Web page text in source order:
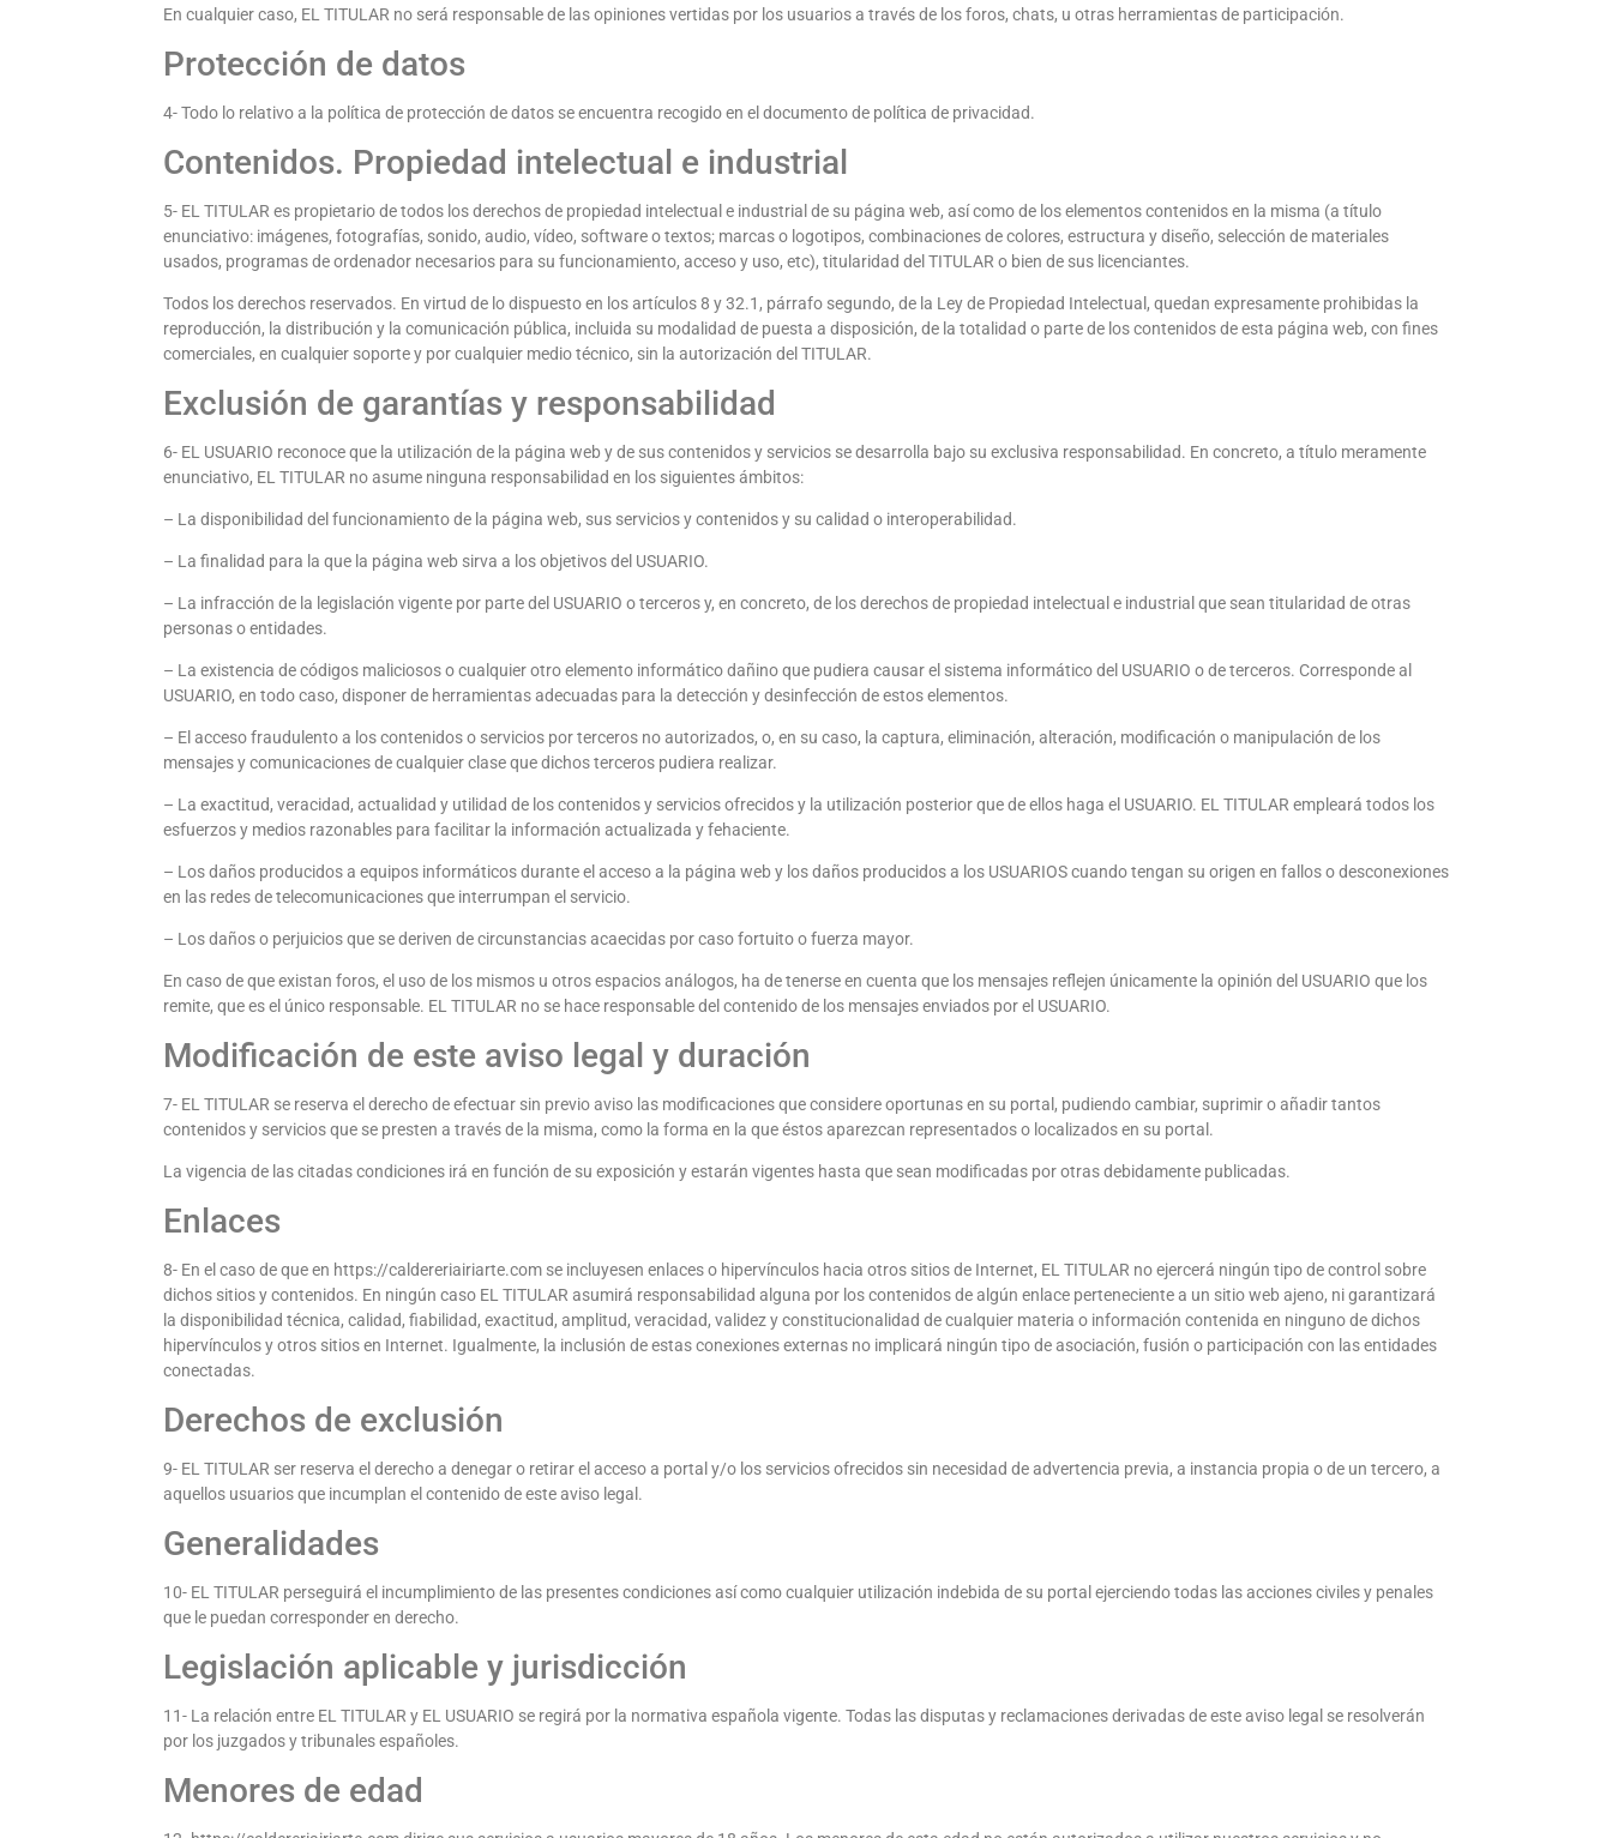
En cualquier caso, EL TITULAR no será responsable de las opiniones vertidas por los usuarios a través de los foros, chats, u otras herramientas de participación.
Protección de datos
4- Todo lo relativo a la política de protección de datos se encuentra recogido en el documento de política de privacidad.
Contenidos. Propiedad intelectual e industrial
5- EL TITULAR es propietario de todos los derechos de propiedad intelectual e industrial de su página web, así como de los elementos contenidos en la misma (a título
enunciativo: imágenes, fotografías, sonido, audio, vídeo, software o textos; marcas o logotipos, combinaciones de colores, estructura y diseño, selección de materiales
usados, programas de ordenador necesarios para su funcionamiento, acceso y uso, etc), titularidad del TITULAR o bien de sus licenciantes.
Todos los derechos reservados. En virtud de lo dispuesto en los artículos 8 y 32.1, párrafo segundo, de la Ley de Propiedad Intelectual, quedan expresamente prohibidas la
reproducción, la distribución y la comunicación pública, incluida su modalidad de puesta a disposición, de la totalidad o parte de los contenidos de esta página web, con fines
comerciales, en cualquier soporte y por cualquier medio técnico, sin la autorización del TITULAR.
Exclusión de garantías y responsabilidad
6- EL USUARIO reconoce que la utilización de la página web y de sus contenidos y servicios se desarrolla bajo su exclusiva responsabilidad. En concreto, a título meramente
enunciativo, EL TITULAR no asume ninguna responsabilidad en los siguientes ámbitos:
– La disponibilidad del funcionamiento de la página web, sus servicios y contenidos y su calidad o interoperabilidad.
– La finalidad para la que la página web sirva a los objetivos del USUARIO.
– La infracción de la legislación vigente por parte del USUARIO o terceros y, en concreto, de los derechos de propiedad intelectual e industrial que sean titularidad de otras
personas o entidades.
– La existencia de códigos maliciosos o cualquier otro elemento informático dañino que pudiera causar el sistema informático del USUARIO o de terceros. Corresponde al
USUARIO, en todo caso, disponer de herramientas adecuadas para la detección y desinfección de estos elementos.
– El acceso fraudulento a los contenidos o servicios por terceros no autorizados, o, en su caso, la captura, eliminación, alteración, modificación o manipulación de los
mensajes y comunicaciones de cualquier clase que dichos terceros pudiera realizar.
– La exactitud, veracidad, actualidad y utilidad de los contenidos y servicios ofrecidos y la utilización posterior que de ellos haga el USUARIO. EL TITULAR empleará todos los
esfuerzos y medios razonables para facilitar la información actualizada y fehaciente.
– Los daños producidos a equipos informáticos durante el acceso a la página web y los daños producidos a los USUARIOS cuando tengan su origen en fallos o desconexiones
en las redes de telecomunicaciones que interrumpan el servicio.
– Los daños o perjuicios que se deriven de circunstancias acaecidas por caso fortuito o fuerza mayor.
En caso de que existan foros, el uso de los mismos u otros espacios análogos, ha de tenerse en cuenta que los mensajes reflejen únicamente la opinión del USUARIO que los
remite, que es el único responsable. EL TITULAR no se hace responsable del contenido de los mensajes enviados por el USUARIO.
Modificación de este aviso legal y duración
7- EL TITULAR se reserva el derecho de efectuar sin previo aviso las modificaciones que considere oportunas en su portal, pudiendo cambiar, suprimir o añadir tantos
contenidos y servicios que se presten a través de la misma, como la forma en la que éstos aparezcan representados o localizados en su portal.
La vigencia de las citadas condiciones irá en función de su exposición y estarán vigentes hasta que sean modificadas por otras debidamente publicadas.
Enlaces
8- En el caso de que en https://caldereriairiarte.com se incluyesen enlaces o hipervínculos hacia otros sitios de Internet, EL TITULAR no ejercerá ningún tipo de control sobre
dichos sitios y contenidos. En ningún caso EL TITULAR asumirá responsabilidad alguna por los contenidos de algún enlace perteneciente a un sitio web ajeno, ni garantizará
la disponibilidad técnica, calidad, fiabilidad, exactitud, amplitud, veracidad, validez y constitucionalidad de cualquier materia o información contenida en ninguno de dichos
hipervínculos y otros sitios en Internet. Igualmente, la inclusión de estas conexiones externas no implicará ningún tipo de asociación, fusión o participación con las entidades
conectadas.
Derechos de exclusión
9- EL TITULAR ser reserva el derecho a denegar o retirar el acceso a portal y/o los servicios ofrecidos sin necesidad de advertencia previa, a instancia propia o de un tercero, a
aquellos usuarios que incumplan el contenido de este aviso legal.
Generalidades
10- EL TITULAR perseguirá el incumplimiento de las presentes condiciones así como cualquier utilización indebida de su portal ejerciendo todas las acciones civiles y penales
que le puedan corresponder en derecho.
Legislación aplicable y jurisdicción
11- La relación entre EL TITULAR y EL USUARIO se regirá por la normativa española vigente. Todas las disputas y reclamaciones derivadas de este aviso legal se resolverán
por los juzgados y tribunales españoles.
Menores de edad